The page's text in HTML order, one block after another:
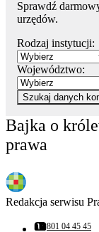
Sprawdź
urzędów.
Rodzaj instytucji:
Województwo:
Szukaj danych
Bajka o
prawa
Redakcja serwisu
801 04 45 45